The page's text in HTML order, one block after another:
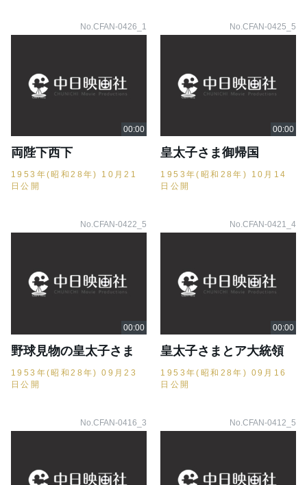
No.CFAN-0426_1
両陛下西下
1953年(昭和28年) 10月21
日公開
No.CFAN-0425_5
皇太子さま御帰国
1953年(昭和28年) 10月14
日公開
No.CFAN-0422_5
野球見物の皇太子さま
1953年(昭和28年) 09月23
日公開
No.CFAN-0421_4
皇太子さまとア大統領
1953年(昭和28年) 09月16
日公開
No.CFAN-0416_3 No.CFAN-0412_5